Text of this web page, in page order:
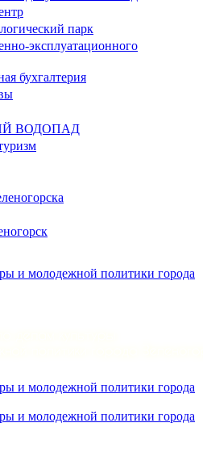
парк
эксплуатационного
бухгалтерия
ВОДОПАД